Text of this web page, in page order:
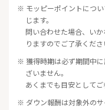
※ モッピーポイントにつ
じます。
問い合わせた場合、い
りますのでご了承くださ
※ 獲得時期は必ず期間中
ざいません。
あくまでも目安としてご
※ ダウン報酬は対象外のサ